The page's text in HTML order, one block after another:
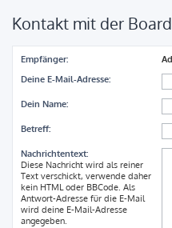
Kontakt mit der
Empfänger:
Deine E-Mail-Adresse:
Dein Name:
Betreff:
Nachrichtentext:
Diese Nachricht wird als reiner
Text verschickt, verwende daher
kein HTML oder BBCode. Als
Antwort-Adresse für die E-Mail
wird deine E-Mail-Adresse
angegeben.